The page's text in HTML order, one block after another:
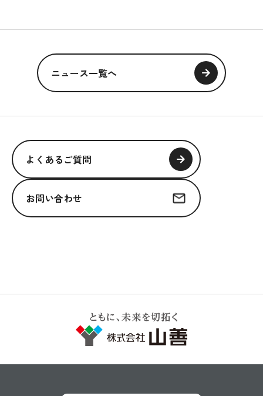
ニュース一覧へ
よくあるご質問
お問い合わせ